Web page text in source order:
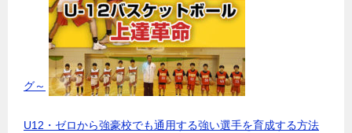
グ～
U12・ゼロから強豪校でも通用する強い選手を育成する方法